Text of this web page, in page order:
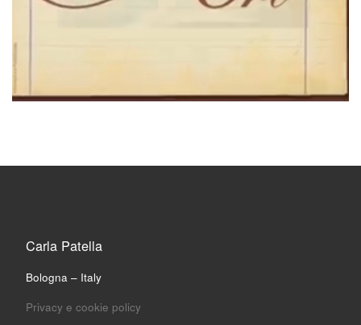
Carla Patella
Bologna – Italy
Privacy e cookie policy